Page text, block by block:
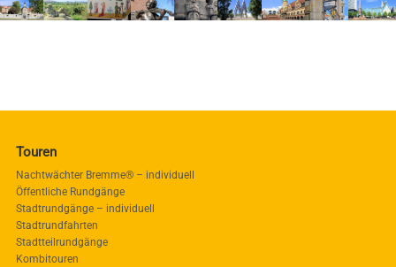
Touren
Nachtwächter Bremme® – individuell
Öffentliche Rundgänge
Stadtrundgänge – individuell
Stadtrundfahrten
Stadtteilrundgänge
Kombitouren